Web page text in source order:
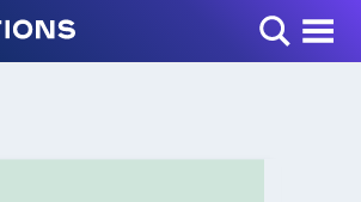
Toggle Menu